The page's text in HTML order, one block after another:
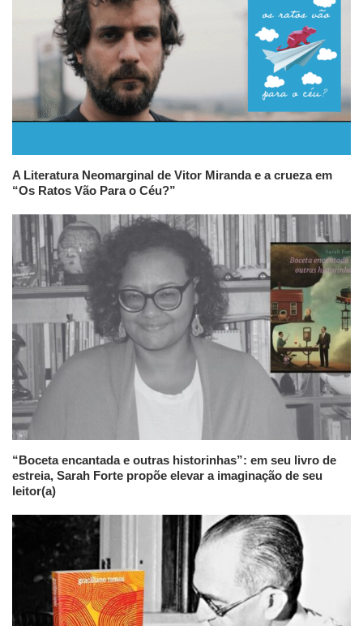
A Literatura Neomarginal de Vitor Miranda e a crueza em
“Os Ratos Vão Para o Céu?”
“Boceta encantada e outras historinhas”: em seu livro de
estreia, Sarah Forte propõe elevar a imaginação de seu
leitor(a)